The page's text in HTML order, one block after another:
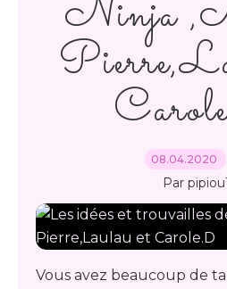
Ninja
08.04.2020
Par
Vous avez beaucoup de